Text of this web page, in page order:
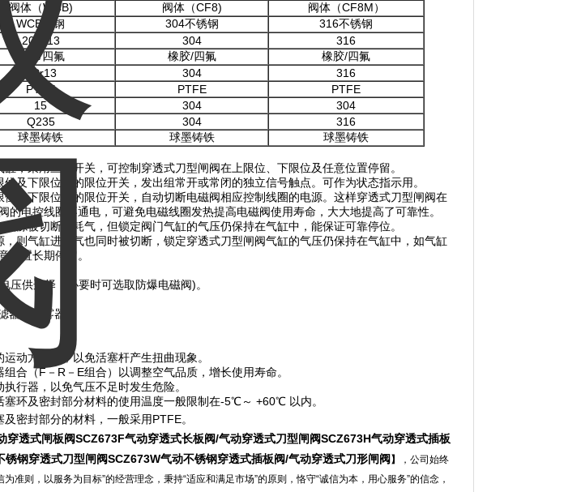
阀体（WCB) 阀体（CF8)
阀体（CF8M）
WCB铸钢 304不锈钢
316不锈钢
20Cr13 304
316
橡胶/四氟 橡胶/四氟
橡胶/四氟
2Cr13 304
316
PTFE PTFE
PTFE
15 304
304
Q235 304
316
球墨铸铁 球墨铸铁
球墨铸铁
，采用三位开关，可控制穿透式刀型闸阀在上限位、下限位及任意位置停留。
及下限位置的限位开关，发出组常开或常闭的独立信号触点。可作为状态指示用。
及下限位置的限位开关，自动切断电磁阀相应控制线圈的电源。这样穿透式刀型闸阀在
的电控线圈不通电，可避免电磁线圈发热提高电磁阀使用寿命，大大地提高了可靠性。
源被切断不耗气，但锁定阀门气缸的气压仍保持在气缸中，能保证可靠停位。
则气缸进出气也同时被切断，锁定穿透式刀型闸阀气缸的气压仍保持在气缸中，如气缸
位置长期停留。
压供选择，必要时可选取防爆电磁阀)。
器、油雾器)。
动方向致，以免活塞杆产生扭曲现象。
合（F－R－E组合）以调整空气品质，增长使用寿命。
行器，以免气压不足时发生危险。
塞环及密封部分材料的使用温度一般限制在-5℃～ +60℃ 以内。
及密封部分的材料，一般采用PTFE。
穿透式闸板阀SCZ673F气动穿透式长板阀/气动穿透式刀型闸阀SCZ673H气动穿透式插板
锈钢穿透式刀型闸阀SCZ673W气动不锈钢穿透式插板阀/气动穿透式刀形闸阀 】
，公司始终
准则，以服务为目标”的经营理念，秉持“适应和满足市场”的原则，恪守“诚信为本，用心服务”的信念，